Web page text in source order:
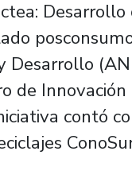
Desarrollo
de
contó